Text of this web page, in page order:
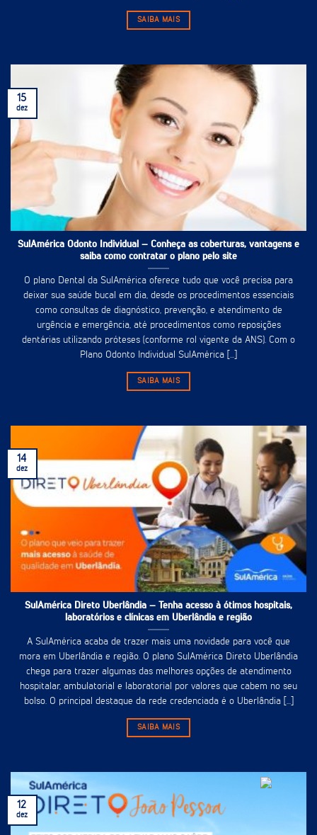
SAIBA MAIS
SulAmérica Odonto Individual – Conheça as coberturas, vantagens e
saiba como contratar o plano pelo site
O plano Dental da SulAmérica oferece tudo que você precisa para
deixar sua saúde bucal em dia, desde os procedimentos essenciais
como consultas de diagnóstico, prevenção, e atendimento de
urgência e emergência, até procedimentos como reposições
dentárias utilizando próteses (conforme rol vigente da ANS). Com o
Plano Odonto Individual SulAmérica [...]
SAIBA MAIS
15
dez
SulAmérica Direto Uberlândia – Tenha acesso à ótimos hospitais,
laboratórios e clínicas em Uberlândia e região
A SulAmérica acaba de trazer mais uma novidade para você que
mora em Uberlândia e região. O plano SulAmérica Direto Uberlândia
chega para trazer algumas das melhores opções de atendimento
hospitalar, ambulatorial e laboratorial por valores que cabem no seu
bolso. O principal destaque da rede credenciada é o Uberlândia [...]
SAIBA MAIS
14
dez
12
dez